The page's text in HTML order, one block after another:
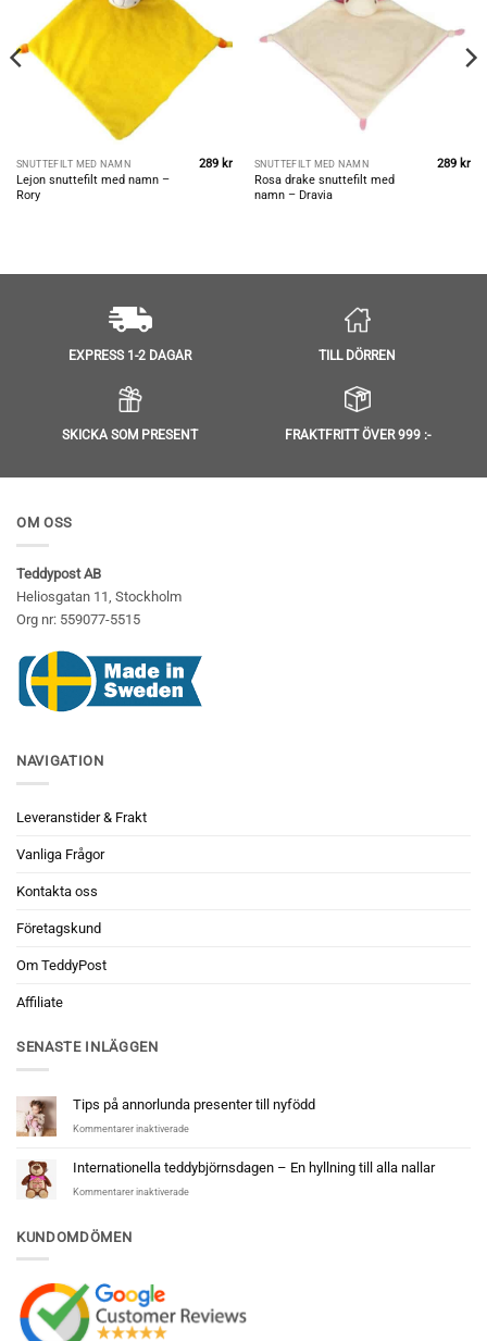
SNUTTEFILT MED NAMN
Lejon snuttefilt med namn –
Rory
289 kr SNUTTEFILT MED NAMN
Rosa drake snuttefilt med
namn – Dravia
289 kr
EXPRESS 1-2 DAGAR TILL DÖRREN
SKICKA SOM PRESENT FRAKTFRITT ÖVER 999 :-
OM OSS
Teddypost AB
Heliosgatan 11, Stockholm
Org nr: 559077-5515
NAVIGATION
Leveranstider & Frakt
Vanliga Frågor
Kontakta oss
Företagskund
Om TeddyPost
Affiliate
SENASTE INLÄGGEN
Tips på annorlunda presenter till nyfödd
Kommentarer inaktiveradeför
på
annorlunda
presenter
Internationella teddybjörnsdagen – En hyllning till alla nallar
Kommentarer inaktiveradeför
nallar
KUNDOMDÖMEN